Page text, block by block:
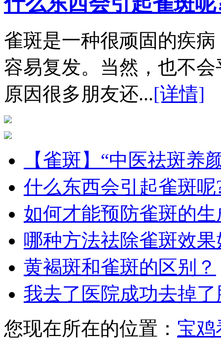
雀斑是一种很顽固的疾
容易复发。当然，也不
原因很多朋友还...[详情]
【雀斑】“中医祛斑养
什么东西会引起雀斑呢
如何才能预防雀斑的生
哪种方法祛除雀斑效
黄褐斑和雀斑的区别？
我去了医院成功去掉
您现在所在的位置： 宝